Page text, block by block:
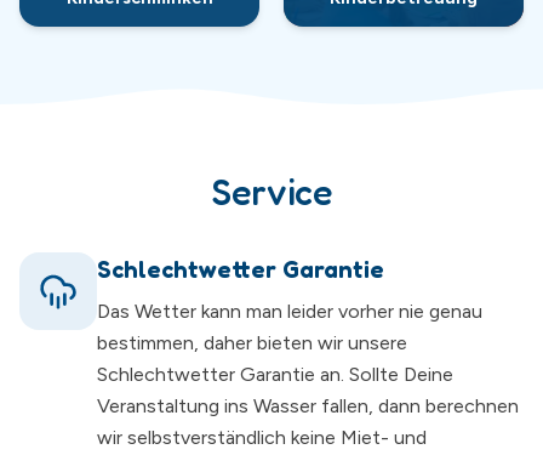
Service
Schlechtwetter Garantie
Das Wetter kann man leider vorher nie genau
bestimmen, daher bieten wir unsere
Schlechtwetter Garantie an. Sollte Deine
Veranstaltung ins Wasser fallen, dann berechnen
wir selbstverständlich keine Miet- und